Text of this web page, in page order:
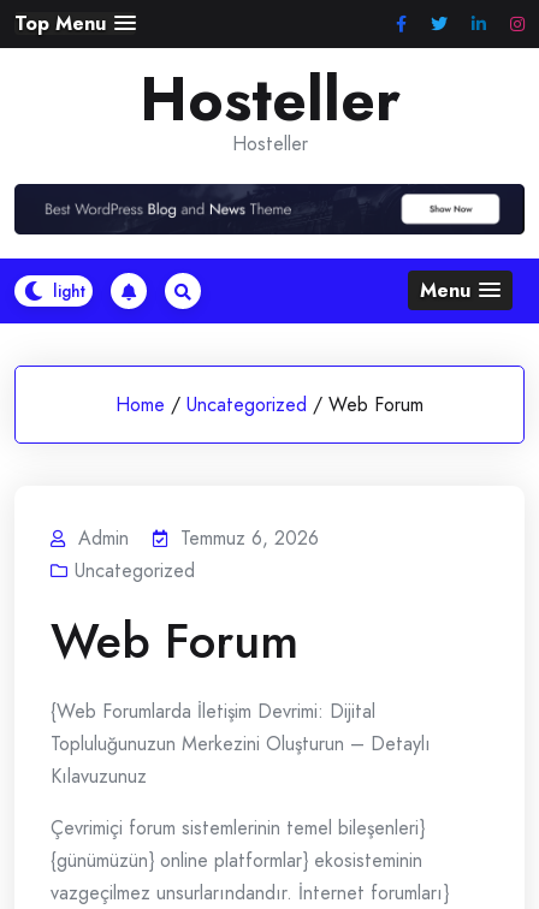
Skip
to
Top Menu
Hosteller
Hosteller
Menu
Home / Uncategorized / Web Forum
Admin
Temmuz 6, 2026
Uncategorized
Web Forum
{Web Forumlarda İletişim Devrimi: Dijital
Topluluğunuzun Merkezini Oluşturun – Detaylı
Kılavuzunuz
Çevrimiçi forum sistemlerinin temel bileşenleri}
{günümüzün} online platformlar} ekosisteminin
vazgeçilmez unsurlarındandır. İnternet forumları}